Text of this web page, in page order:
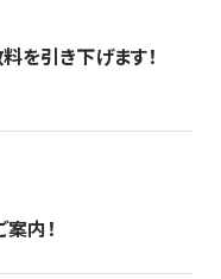
を引き下げます！
内！